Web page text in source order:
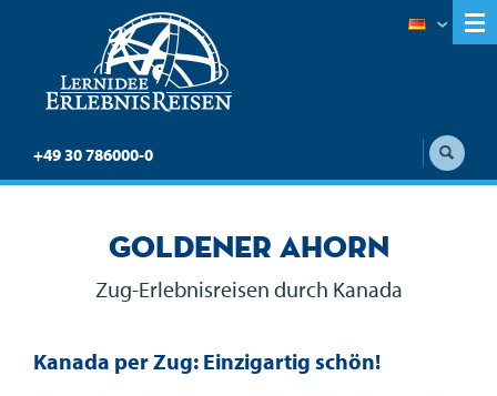
+49 30 786000-0
Goldener Ahorn
Zug-Erlebnisreisen durch Kanada
Kanada per Zug: Einzigartig schön!